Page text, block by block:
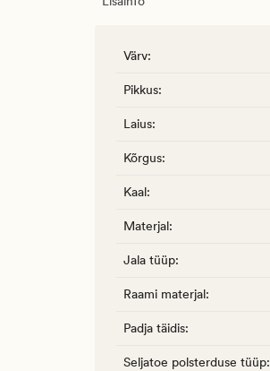
Värv:
Pikkus:
Laius:
Kõrgus:
Kaal:
Materjal:
Jala tüüp:
Raami materjal:
Padja täidis:
Seljatoe polsterduse tüüp: